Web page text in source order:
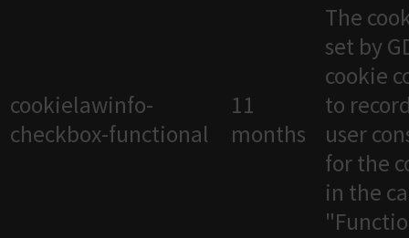
cookielawinfo-
checkbox-functional
11
months
The
set by
cookie
to
user
for the
in the